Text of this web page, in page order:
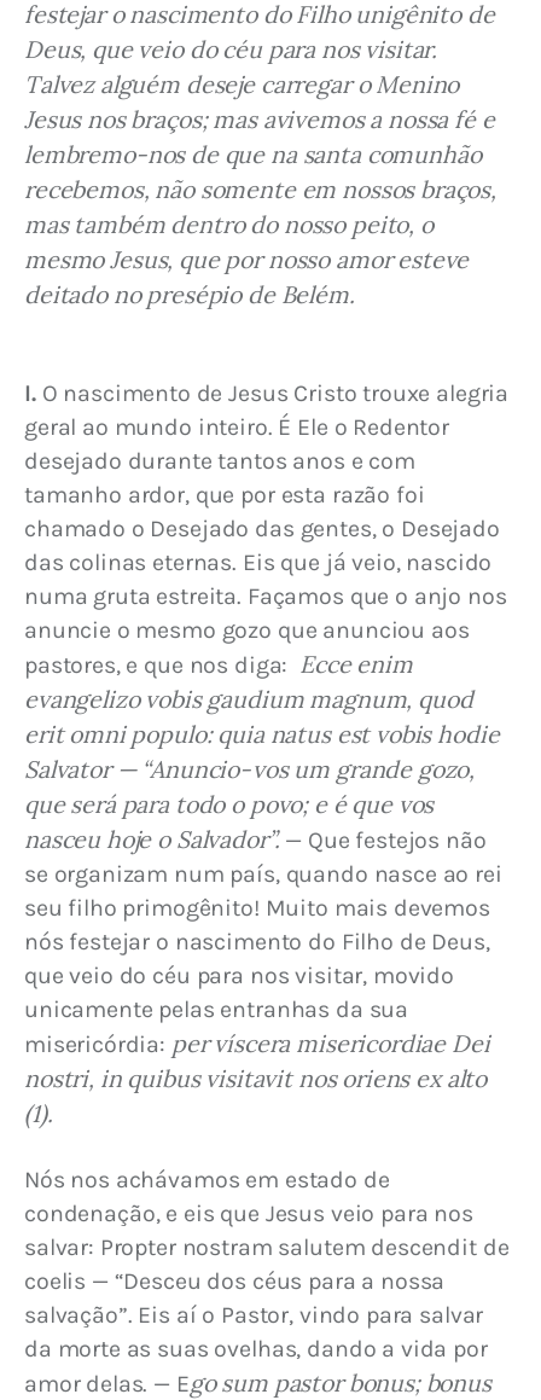
festejar o nascimento do Filho unigênito de
Deus, que veio do céu para nos visitar.
Talvez alguém deseje carregar o Menino
Jesus nos braços; mas avivemos a nossa fé e
lembremo-nos de que na santa comunhão
recebemos, não somente em nossos braços,
mas também dentro do nosso peito, o
mesmo Jesus, que por nosso amor esteve
deitado no presépio de Belém.
I. O nascimento de Jesus Cristo trouxe alegria
geral ao mundo inteiro. É Ele o Redentor
desejado durante tantos anos e com
tamanho ardor, que por esta razão foi
chamado o Desejado das gentes, o Desejado
das colinas eternas. Eis que já veio, nascido
numa gruta estreita. Façamos que o anjo nos
anuncie o mesmo gozo que anunciou aos
pastores, e que nos diga: Ecce enim
evangelizo vobis gaudium magnum, quod
erit omni populo: quia natus est vobis hodie
Salvator — “Anuncio-vos um grande gozo,
que será para todo o povo; e é que vos
nasceu hoje o Salvador”. — Que festejos não
se organizam num país, quando nasce ao rei
seu filho primogênito! Muito mais devemos
nós festejar o nascimento do Filho de Deus,
que veio do céu para nos visitar, movido
unicamente pelas entranhas da sua
misericórdia: per víscera misericordiae Dei
nostri, in quibus visitavit nos oriens ex alto
(1).
Nós nos achávamos em estado de
condenação, e eis que Jesus veio para nos
salvar: Propter nostram salutem descendit de
coelis — “Desceu dos céus para a nossa
salvação”. Eis aí o Pastor, vindo para salvar
da morte as suas ovelhas, dando a vida por
amor delas. — Ego sum pastor bonus; bonus